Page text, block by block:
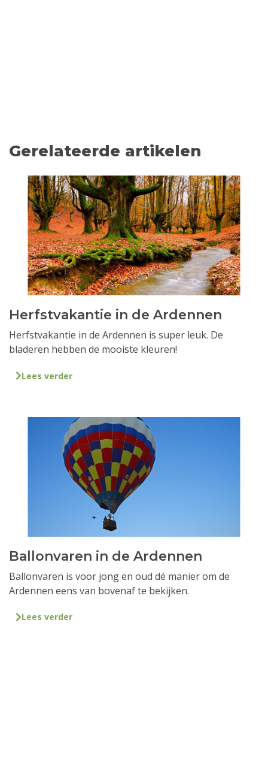
Gerelateerde artikelen
Herfstvakantie in de Ardennen
Herfstvakantie in de Ardennen is super leuk. De
bladeren hebben de mooiste kleuren!
Lees verder
Ballonvaren in de Ardennen
Ballonvaren is voor jong en oud dé manier om de
Ardennen eens van bovenaf te bekijken.
Lees verder